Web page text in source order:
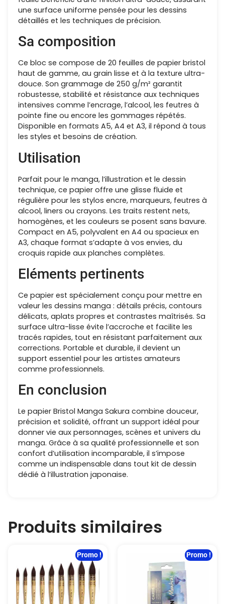
une surface uniforme pensée pour les dessins
détaillés et les techniques de précision.
Sa composition
Ce bloc se compose de 20 feuilles de papier bristol
haut de gamme, au grain lisse et à la texture ultra-
douce. Son grammage de 250 g/m² garantit
robustesse, stabilité et résistance aux techniques
intensives comme l’encrage, l’alcool, les feutres à
pointe fine ou encore les gommages répétés.
Disponible en formats A5, A4 et A3, il répond à tous
les styles et besoins de création.
Utilisation
Parfait pour le manga, l’illustration et le dessin
technique, ce papier offre une glisse fluide et
régulière pour les stylos encre, marqueurs, feutres à
alcool, liners ou crayons. Les traits restent nets,
homogènes, et les couleurs se posent sans bavure.
Compact en A5, polyvalent en A4 ou spacieux en
A3, chaque format s’adapte à vos envies, du
croquis rapide aux planches complètes.
Eléments pertinents
Ce papier est spécialement conçu pour mettre en
valeur les dessins manga : détails précis, contours
délicats, aplats propres et contrastes maîtrisés. Sa
surface ultra-lisse évite l’accroche et facilite les
tracés rapides, tout en résistant parfaitement aux
corrections. Portable et durable, il devient un
support essentiel pour les artistes amateurs
comme professionnels.
En conclusion
Le papier Bristol Manga Sakura combine douceur,
précision et solidité, offrant un support idéal pour
donner vie aux personnages, scènes et univers du
manga. Grâce à sa qualité professionnelle et son
confort d’utilisation incomparable, il s’impose
comme un indispensable dans tout kit de dessin
dédié à l’illustration japonaise.
Produits similaires
Promo ! Promo !